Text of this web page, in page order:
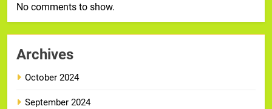
No comments to show.
Archives
October 2024
September 2024